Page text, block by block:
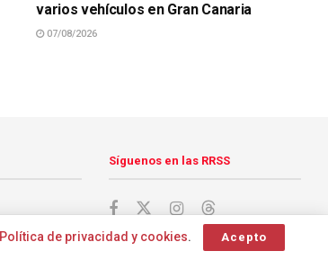
varios vehículos en Gran Canaria
07/08/2026
Síguenos en las RRSS
Política de privacidad y cookies. Acepto